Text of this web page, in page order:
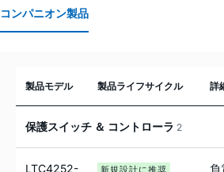
コンパニオン製品
製品モデル 製品ライフサイクル 詳
保護スイッチ ＆ コントローラ 2
LTC4252-
新規設計に推奨
負